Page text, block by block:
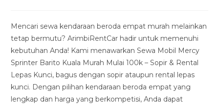
Mencari sewa kendaraan beroda empat murah melainkan
tetap bermutu? ArimbiRentCar hadir untuk memenuhi
kebutuhan Anda! Kami menawarkan Sewa Mobil Mercy
Sprinter Barito Kuala Murah Mulai 100k – Sopir & Rental
Lepas Kunci, bagus dengan sopir ataupun rental lepas
kunci. Dengan pilihan kendaraan beroda empat yang
lengkap dan harga yang berkompetisi, Anda dapat